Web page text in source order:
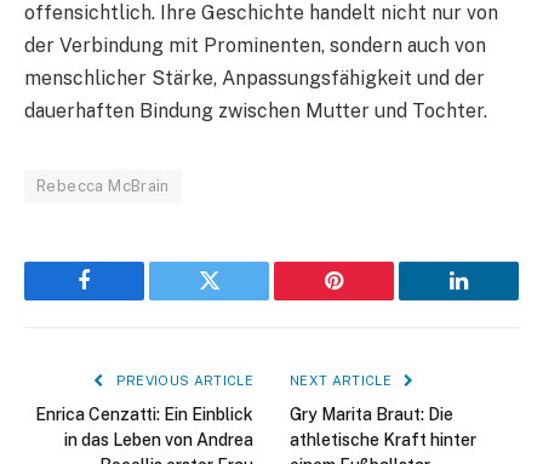
offensichtlich. Ihre Geschichte handelt nicht nur von
der Verbindung mit Prominenten, sondern auch von
menschlicher Stärke, Anpassungsfähigkeit und der
dauerhaften Bindung zwischen Mutter und Tochter.
Rebecca McBrain
Facebook Twitter Pinterest LinkedIn
PREVIOUS ARTICLE
Enrica Cenzatti: Ein Einblick
in das Leben von Andrea
NEXT ARTICLE
Gry Marita Braut: Die
athletische Kraft hinter